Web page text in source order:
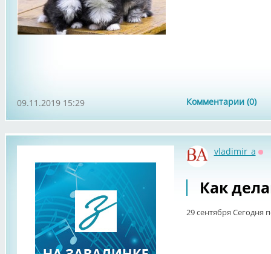
Комментарии (0)
09.11.2019 15:29
vladimir_a
Как
29 сентября Сегодня